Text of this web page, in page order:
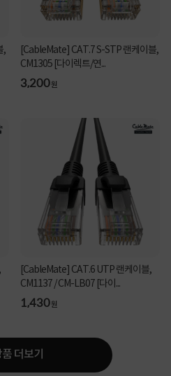
,
[CableMate] CAT.7 S-STP 랜케이블,
CM1305 [다이렉트/연...
3,200원
[CableMate] CAT.6 UTP 랜케이블,
CM1137 / CM-LB07 [다이...
1,430원
더보기